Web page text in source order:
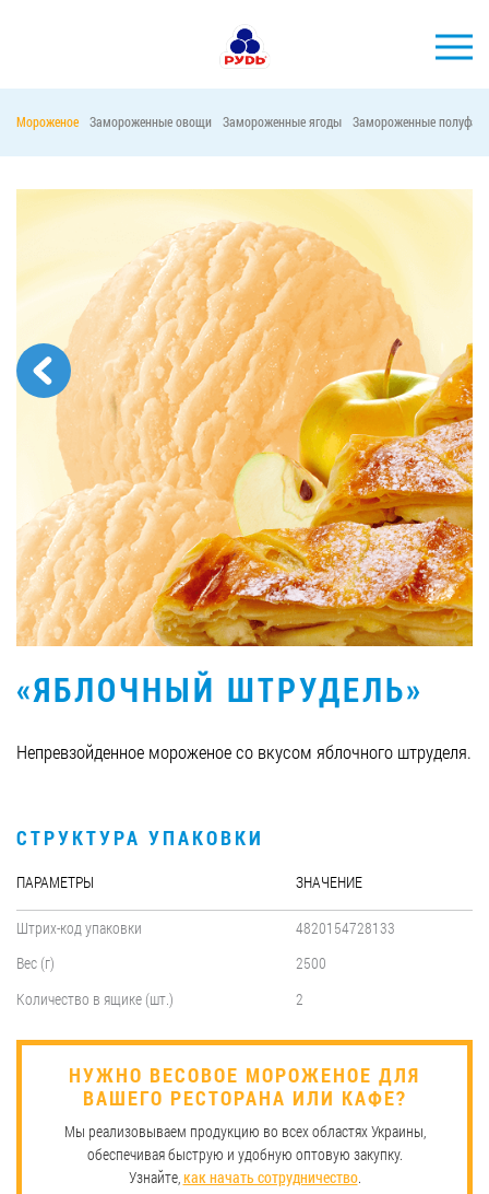
ПРОДУКЦИЯ
КОМПАНИЯ
ПОТРЕБИТЕЛЯМ
АКЦИИ
ПРЕСС-ЦЕНТР
ХОРЕКА
Тендерные закупки
Контакты
Вакансии
ЗАКАЗАТЬ ПРОДУКЦИЮ «РУДЬ»:
СТАТЬ ПАРТНЕРОМ
0412 48 28 17
Мороженое Замороженные овощи Замороженные ягоды Замороженные
«ЯБЛОЧНЫЙ ШТРУДЕЛЬ»
Непревзойденное мороженое со вкусом яблочного штруделя.
СТРУКТУРА УПАКОВКИ
ПАРАМЕТРЫ ЗНАЧЕНИЕ
Штрих-код упаковки
4820154728133
Вес (г)
2500
Количество в ящике (шт.)
2
НУЖНО ВЕСОВОЕ МОРОЖЕНОЕ ДЛЯ
ВАШЕГО РЕСТОРАНА ИЛИ КАФЕ?
Мы реализовываем продукцию во всех областях Украины,
обеспечивая быструю и удобную оптовую закупку.
Узнайте, как начать сотрудничество.